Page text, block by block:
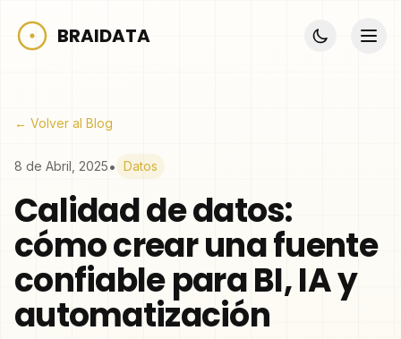
BRAIDATA
← Volver al Blog
8 de Abril, 2025• Datos
Calidad de datos:
cómo crear una fuente
confiable para BI, IA y
automatización